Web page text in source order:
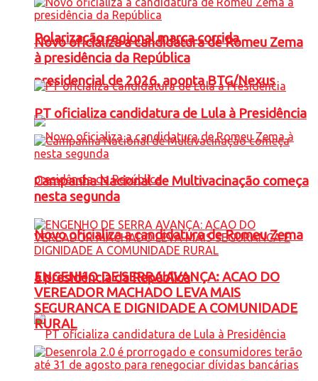
Polarização regional marca corrida
presidencial de 2026, aponta BTG/Nexus
Novo oficializa a candidatura de Romeu Zema
à presidência da República
Novo oficializa a candidatura de Romeu Zema
à presidência da República
PT oficializa candidatura de Lula à Presidência
Campanha Nacional de Multivacinação começa
nesta segunda
ENGENHO DE SERRA AVANÇA: ACAO DO
VEREADOR MACHADO LEVA MAIS
SEGURANCA E DIGNIDADE A COMUNIDADE
RURAL